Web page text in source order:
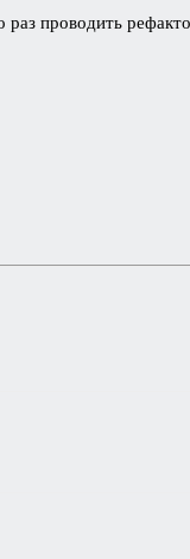
проводить